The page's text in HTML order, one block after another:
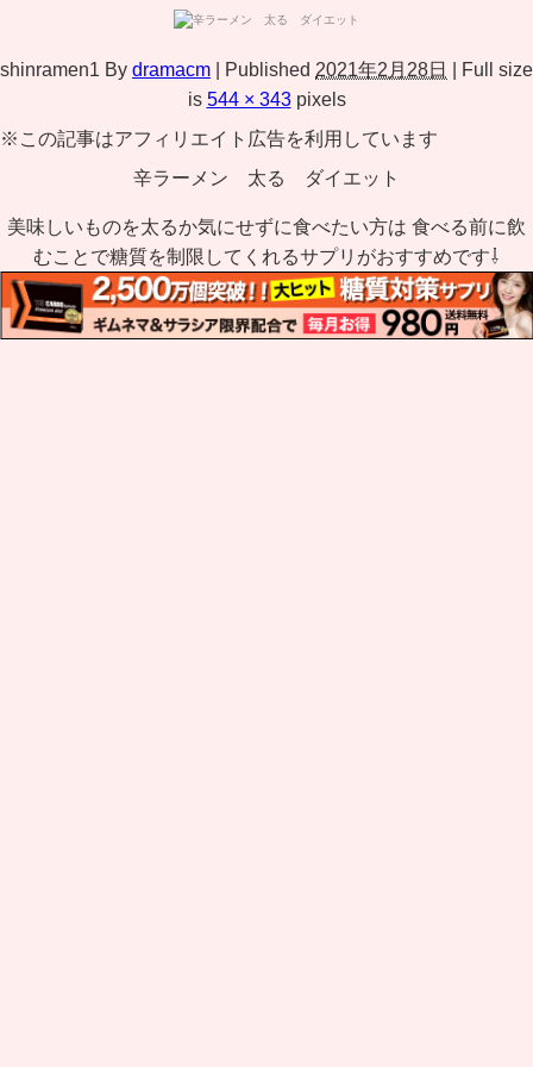
shinramen1 By dramacm Published 2021年2月28日
Full size
is 544 × 343pixels
※この記事はアフィリエイト広告を利用しています
辛ラーメン 太る ダイエット
美味しいものを太るか気にせずに食べたい方は 食べる前に飲
むことで糖質を制限してくれるサプリがおすすめです⇩